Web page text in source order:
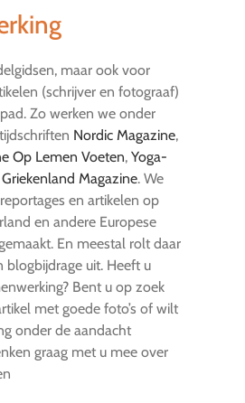
maar ook voor
(schrijver en fotograaf)
Zo werken we onder
Nordic Magazine,
Op Lemen Voeten, Yoga-
Griekenland Magazine. We
en artikelen op
en andere Europese
En meestal rolt daar
blogbijdrage uit. Heeft u
Bent u op zoek
met goede foto’s of wilt
onder de aandacht
graag met u mee over